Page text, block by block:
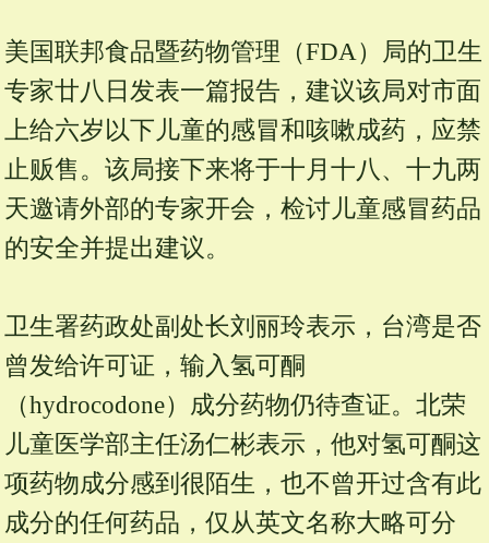
美国联邦食品暨药物管理（FDA）局的卫生
专家廿八日发表一篇报告，建议该局对市面
上给六岁以下儿童的感冒和咳嗽成药，应禁
止贩售。该局接下来将于十月十八、十九两
天邀请外部的专家开会，检讨儿童感冒药品
的安全并提出建议。
卫生署药政处副处长刘丽玲表示，台湾是否
曾发给许可证，输入氢可酮
（hydrocodone）成分药物仍待查证。北荣
儿童医学部主任汤仁彬表示，他对氢可酮这
项药物成分感到很陌生，也不曾开过含有此
成分的任何药品，仅从英文名称大略可分